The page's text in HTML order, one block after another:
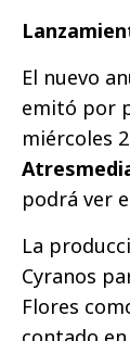
El nuevo
emitó por
miércoles
podrá ver
La
Cyranos
Flores